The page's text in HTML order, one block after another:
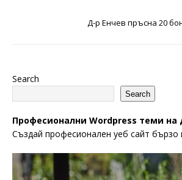
Д-р Енчев пръсна 20
Search
Search
Професионални Wordpress теми на
Създай професионален уеб сайт бързо